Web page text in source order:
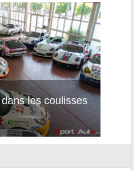
les coulisses